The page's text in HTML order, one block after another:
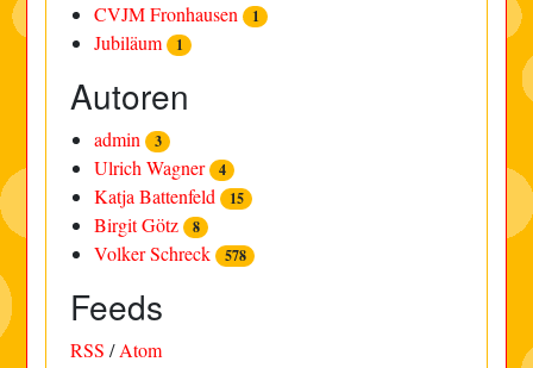
CVJM Fronhausen 1
Jubiläum 1
Autoren
admin 3
Ulrich Wagner 4
Katja Battenfeld 15
Birgit Götz 8
Volker Schreck 578
Feeds
RSS /Atom